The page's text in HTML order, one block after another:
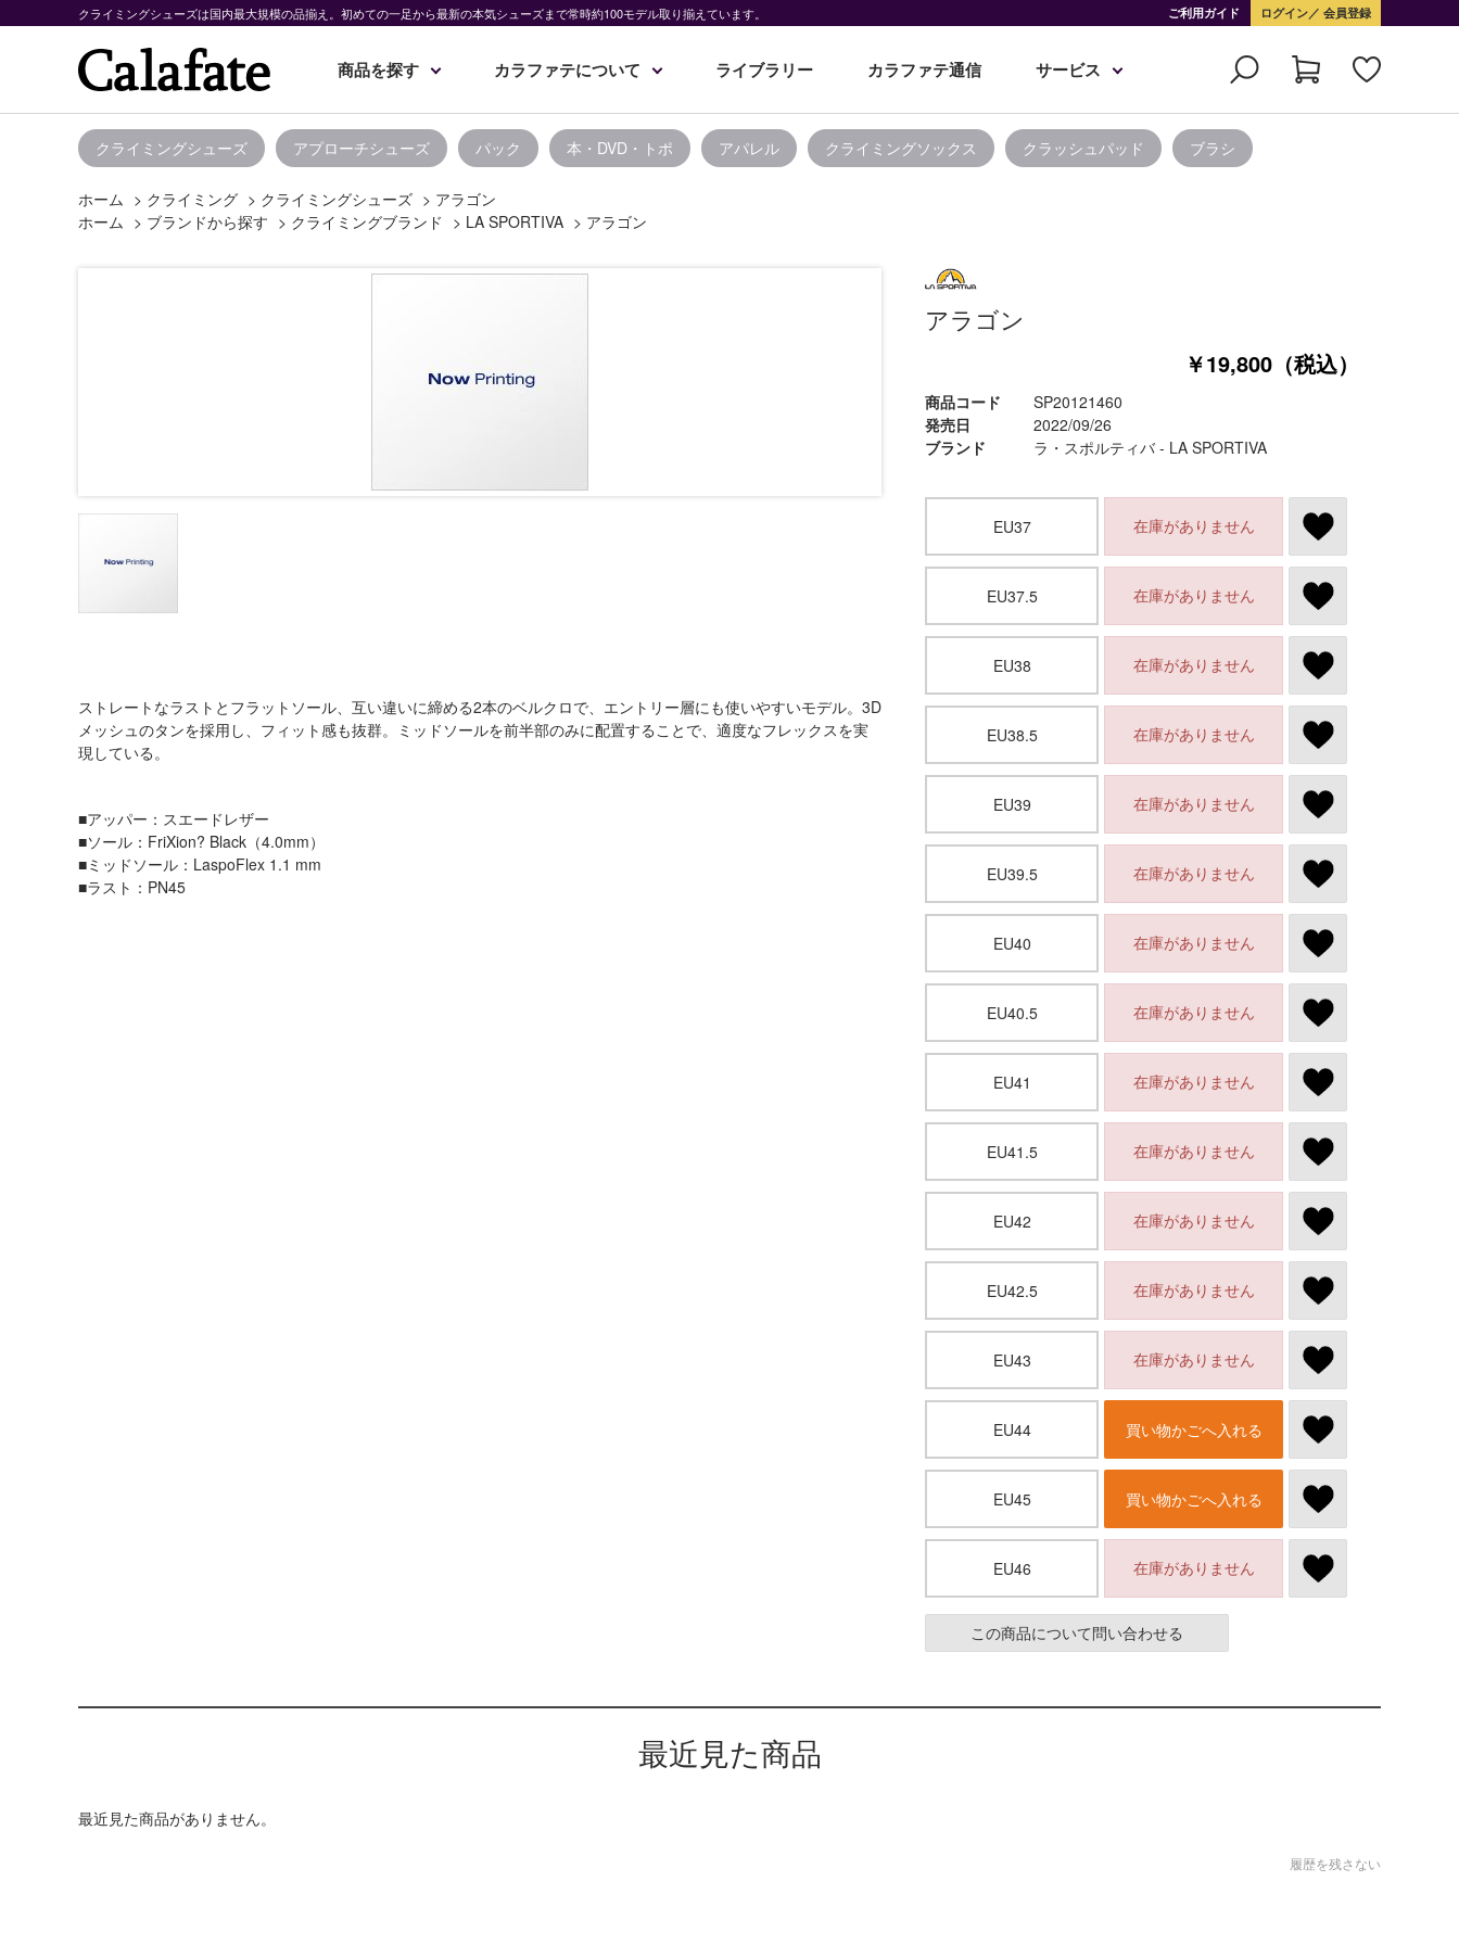
クライミングシューズは国内最大規模の品揃え。初めての一足から最新の本気シューズまで常時約100モデル取り揃えています。 ご利用ガイド ログイン 会員登録
商品を探す カラファテについて ライブラリー カラファテ通信 サービス
クライミングシューズ アプローチシューズ パック 本・DVD・トポ アパレル クライミングソックス クラッシュパッド ブラシ
ホーム > クライミング > クライミングシューズ > アラゴン
ホーム > ブランドから探す > クライミングブランド > LA SPORTIVA > アラゴン
ストレートなラストとフラットソール、互い違いに締める2本のベルクロで、エントリー層にも使いやすいモデル。3D
メッシュのタンを採用し、フィット感も抜群。ミッドソールを前半部のみに配置することで、適度なフレックスを実
現している。
■アッパー：スエードレザー
■ソール：FriXion? Black（4.0mm）
■ミッドソール：LaspoFlex 1.1 mm
■ラスト：PN45
アラゴン
￥19,800（税込）
商品コード
SP20121460
発売日
2022/09/26
ブランド
ラ・スポルティバ - LA SPORTIVA
EU37 在庫がありません
EU37.5 在庫がありません
EU38 在庫がありません
EU38.5 在庫がありません
EU39 在庫がありません
EU39.5 在庫がありません
EU40 在庫がありません
EU40.5 在庫がありません
EU41 在庫がありません
EU41.5 在庫がありません
EU42 在庫がありません
EU42.5 在庫がありません
EU43 在庫がありません
EU44 買い物かごへ入れる
EU45 買い物かごへ入れる
EU46 在庫がありません
この商品について問い合わせる
最近見た商品
最近見た商品がありません。
履歴を残さない